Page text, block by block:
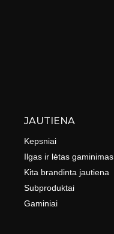
JAUTIENA
Kepsniai
Ilgas ir lėtas gaminimas
Kita brandinta jautiena
Subproduktai
Gaminiai